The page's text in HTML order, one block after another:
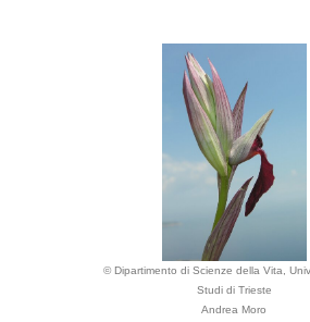
© Dipartimento di Scienze della Vita,
Studi di Trieste
Andrea Moro